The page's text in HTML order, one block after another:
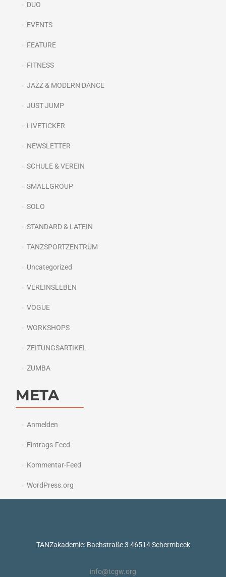
DUO
EVENTS
FEATURE
FITNESS
JAZZ & MODERN DANCE
JUST JUMP
LIVETICKER
NEWSLETTER
SCHULE & VEREIN
SMALLGROUP
SOLO
STANDARD & LATEIN
TANZSPORTZENTRUM
Uncategorized
VEREINSLEBEN
VOGUE
WORKSHOPS
ZEITUNGSARTIKEL
ZUMBA
META
Anmelden
Eintrags-Feed
Kommentar-Feed
WordPress.org
TANZakademie: Bachstraße 3 46514 Schermbeck
info@tcgw.org